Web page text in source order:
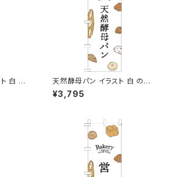
白 の
天然酵母パン イラスト 白 のぼ
り旗
¥3,795